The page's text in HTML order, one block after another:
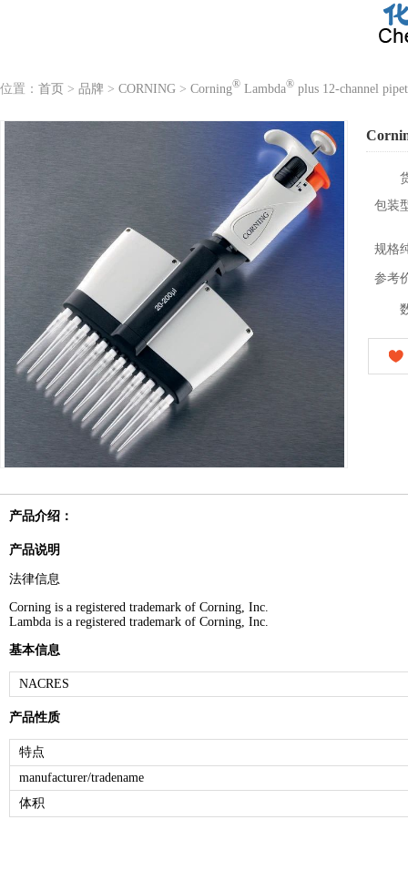
位置： 首页 > 品牌 > CORNING > Corning® Lambda® plus 12-channel
包装
规格
参考
产品介绍：
产品说明
法律信息
Corning is a registered trademark of Corning, Inc.
Lambda is a registered trademark of Corning, Inc.
基本信息
NACRES
产品性质
特点
manufacturer/tradename
体积